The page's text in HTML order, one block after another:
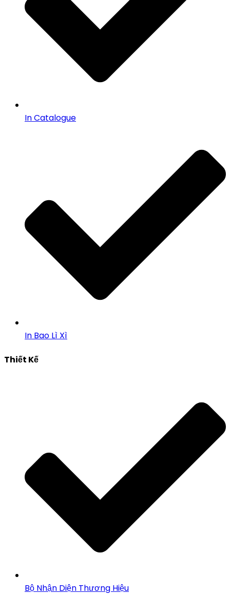
In Catalogue
In Bao Lì Xì
Thiết Kế
Bộ Nhận Diện Thương Hiệu